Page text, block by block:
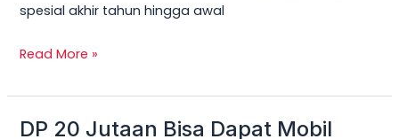
spesial akhir tahun hingga awal
Ringan
Dealer
Read More »
DP 20 Jutaan Bisa Dapat Mobil
DP